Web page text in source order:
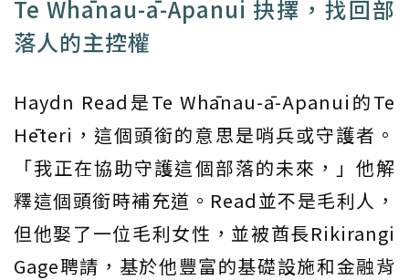
Te Whānau-ā-Apanui 抉擇，找回部
落人的主控權
Haydn Read是Te Whānau-ā-Apanui的Te
Hēteri，這個頭銜的意思是哨兵或守護者。
「我正在協助守護這個部落的未來，」他解
釋這個頭銜時補充道。Read並不是毛利人，
但他娶了一位毛利女性，並被酋長Rikirangi
Gage聘請，基於他豐富的基礎設施和金融背